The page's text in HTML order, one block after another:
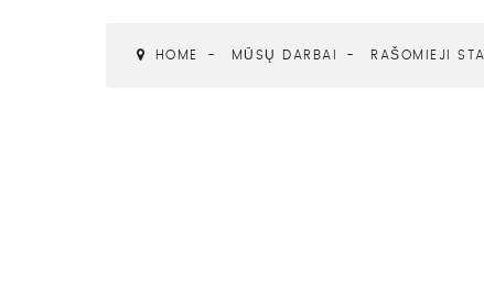
HOME MŪSŲ DARBAI RAŠOMIEJI